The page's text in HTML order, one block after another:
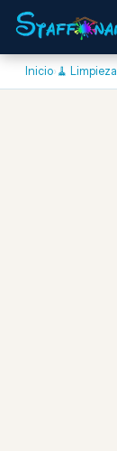
Inicio› 🧹 Limpieza